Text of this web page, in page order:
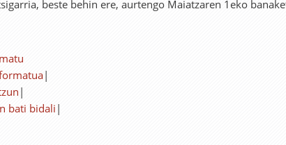
beste behin ere, aurtengo Maiatzaren 1eko
|
|
bati bidali |